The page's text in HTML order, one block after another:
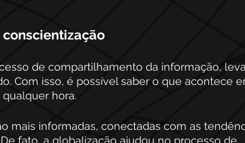
de compartilhamento da informação,
Com isso, é possível saber o que acontece
hora.
mais informadas, conectadas com as
fato, a globalização ajudou no processo de